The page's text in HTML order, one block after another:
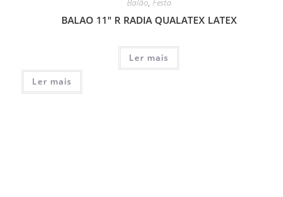
Balão, Festa
BALAO 11″ R RADIA QUALATEX LATEX
Ler mais
Ler mais